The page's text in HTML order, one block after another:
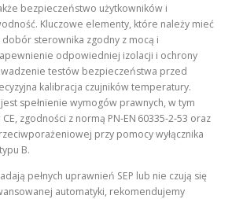
bezpieczeństwo użytkowników i
Kluczowe elementy, które należy mieć
dobór sterownika zgodny z mocą i
odpowiedniej izolacji i ochrony
testów bezpieczeństwa przed
kalibracja czujników temperatury.
spełnienie wymogów prawnych, w tym
zgodności z normą PN‑EN 60335‑2‑53 oraz
przy pomocy wyłącznika
B.
pełnych uprawnień SEP lub nie czują się
automatyki, rekomendujemy